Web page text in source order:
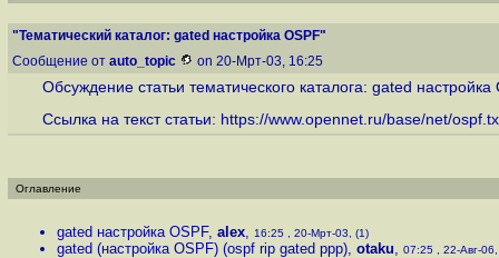
"Тематический каталог: gated настpойка OSPF"
Сообщение от auto_topic on 20-Мрт-03, 16:25
Обсуждение статьи тематического каталога: gated настpойка
Ссылка на текст статьи: https://www.opennet.ru/base/net/
Оглавление
gated настpойка OSPF, alex, 16:25 , 20-Мрт-03, (1)
gated (настpойка OSPF) (ospf rip gated ppp), otaku, 07:25 , 22-Авг-